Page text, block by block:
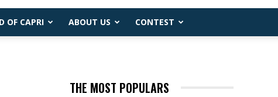
OF CAPRI ABOUT US CONTEST
THE MOST POPULARS